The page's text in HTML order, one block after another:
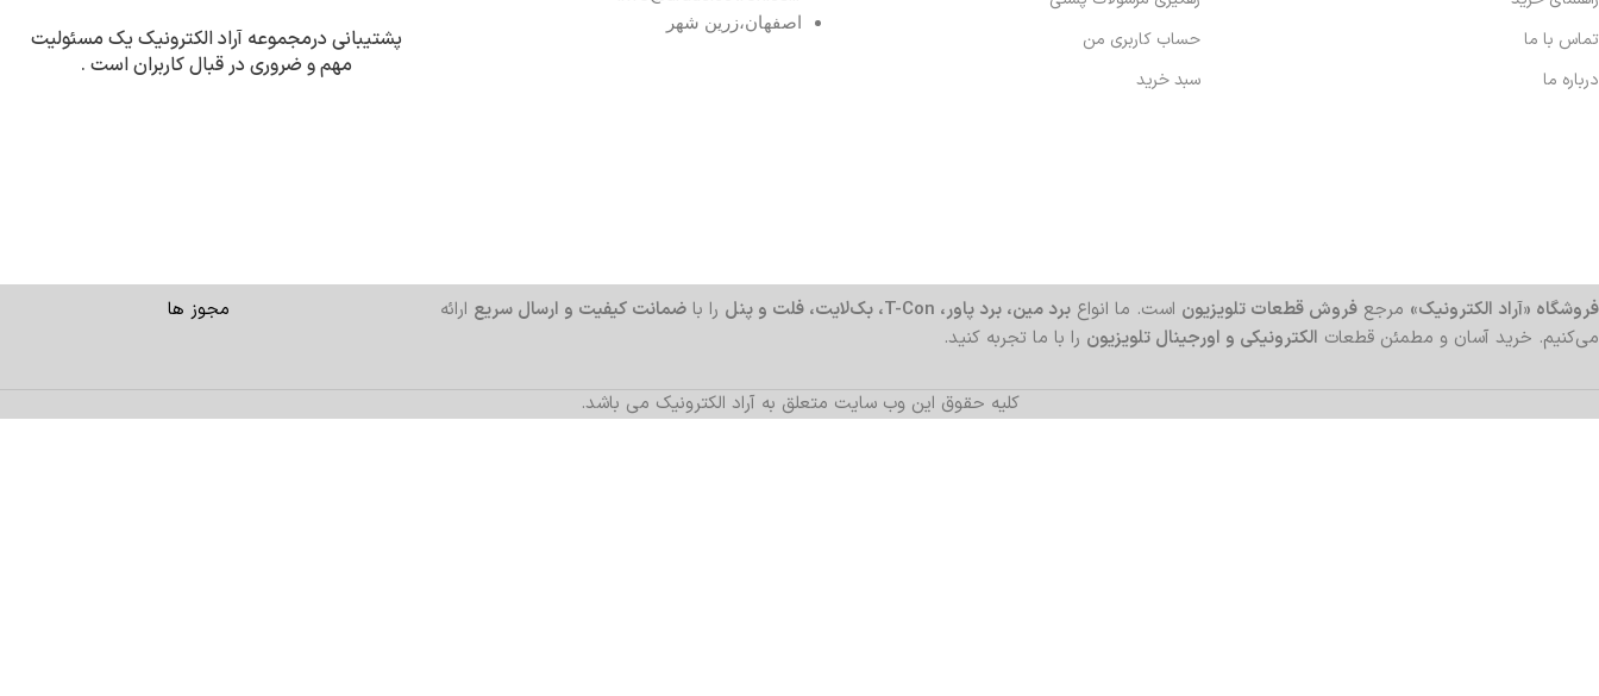
تماس با ما
درباره ما
حساب کاربری من
سبد خرید
اصفهان،زرین شهر
پشتیبانی درمجموعه آراد الکترونیک یک مسئولیت
مهم و ضروری در قبال کاربران است .
فروشگاه «آراد الکترونیک» مرجع فروش قطعات تلویزیون است. ما انواع برد مین، برد پاور، T-Con، بک‌لایت، فلت و پنل را با ضمانت کیفیت و ارسال سریع ارائه
می‌کنیم. خرید آسان و مطمئن قطعات الکترونیکی و اورجینال تلویزیون را با ما تجربه کنید.
مجوز ها
کلیه حقوق این وب سایت متعلق به آراد الکترونیک می باشد.